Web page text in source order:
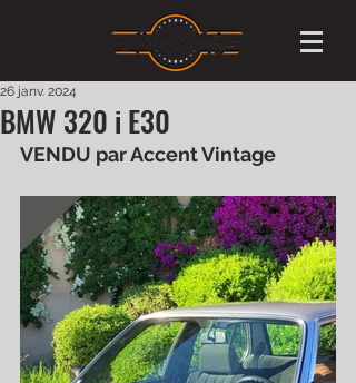
BMW 320 i E30
26 janv. 2024
VENDU par Accent Vintage